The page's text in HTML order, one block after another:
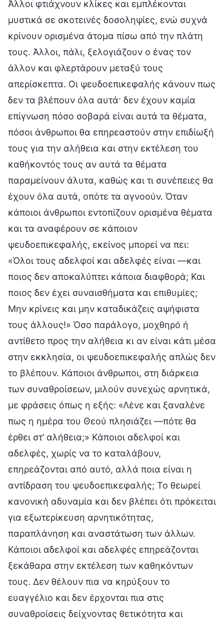
Άλλοι φτιάχνουν κλίκες και εμπλέκονται
μυστικά σε σκοτεινές δοσοληψίες, ενώ συχνά
κρίνουν ορισμένα άτομα πίσω από την πλάτη
τους. Άλλοι, πάλι, ξελογιάζουν ο ένας τον
άλλον και φλερτάρουν μεταξύ τους
απερίσκεπτα. Οι ψευδοεπικεφαλής κάνουν πως
δεν τα βλέπουν όλα αυτά· δεν έχουν καμία
επίγνωση πόσο σοβαρά είναι αυτά τα θέματα,
πόσοι άνθρωποι θα επηρεαστούν στην επιδίωξή
τους για την αλήθεια και στην εκτέλεση του
καθήκοντός τους αν αυτά τα θέματα
παραμείνουν άλυτα, καθώς και τι συνέπειες θα
έχουν όλα αυτά, οπότε τα αγνοούν. Όταν
κάποιοι άνθρωποι εντοπίζουν ορισμένα θέματα
και τα αναφέρουν σε κάποιον
ψευδοεπικεφαλής, εκείνος μπορεί να πει:
«Όλοι τους αδελφοί και αδελφές είναι —και
ποιος δεν αποκαλύπτει κάποια διαφθορά; Και
ποιος δεν έχει συναισθήματα και επιθυμίες;
Μην κρίνεις και μην καταδικάζεις αψήφιστα
τους άλλους!» Όσο παράλογο, μοχθηρό ή
αντίθετο προς την αλήθεια κι αν είναι κάτι μέσα
στην εκκλησία, οι ψευδοεπικεφαλής απλώς δεν
το βλέπουν. Κάποιοι άνθρωποι, στη διάρκεια
των συναθροίσεων, μιλούν συνεχώς αρνητικά,
με φράσεις όπως η εξής: «Λένε και ξαναλένε
πως η ημέρα του Θεού πλησιάζει —πότε θα
έρθει στ’ αλήθεια;» Κάποιοι αδελφοί και
αδελφές, χωρίς να το καταλάβουν,
επηρεάζονται από αυτό, αλλά ποια είναι η
αντίδραση του ψευδοεπικεφαλής; Το θεωρεί
κανονική αδυναμία και δεν βλέπει ότι πρόκειται
για εξωτερίκευση αρνητικότητας,
παραπλάνηση και αναστάτωση των άλλων.
Κάποιοι αδελφοί και αδελφές επηρεάζονται
ξεκάθαρα στην εκτέλεση των καθηκόντων
τους. Δεν θέλουν πια να κηρύξουν το
ευαγγέλιο και δεν έρχονται πια στις
συναθροίσεις δείχνοντας θετικότητα και